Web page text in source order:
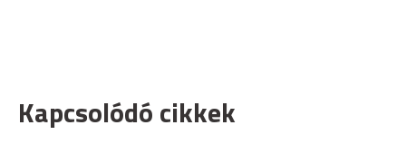
Kapcsolódó cikkek